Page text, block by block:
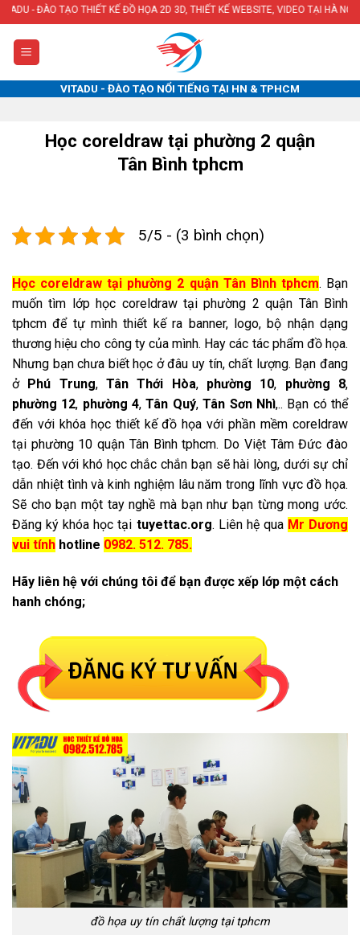
Skip
to
content
THIẾT KẾ ĐỒ HỌA 2D 3D, THIẾT KẾ WEBSITE, VIDEO TẠI HÀ NỘI & TPHCM
VITADU - ĐÀO TẠO NỔI TIẾNG TẠI HN & TPHCM
Học coreldraw tại phường 2 quận
Tân Bình tphcm
5/5 - (3 bình chọn)
Học coreldraw tại phường 2 quận Tân Bình tphcm. Bạn
muốn tìm lớp học coreldraw tại phường 2 quận Tân Bình
tphcm để tự mình thiết kế ra banner, logo, bộ nhận dạng
thương hiệu cho công ty của mình. Hay các tác phẩm đồ họa.
Nhưng bạn chưa biết học ở đâu uy tín, chất lượng. Bạn đang
ở
Phú Trung,Tân Thới Hòa, phường 10, phường 8,
phường 12, phường 4,Tân Quý,Tân Sơn Nhì,.. Bạn có thể
đến với khóa học thiết kế đồ họa với phần mềm coreldraw
tại phường 10 quận Tân Bình tphcm. Do Việt Tâm Đức đào
tạo. Đến với khó học chắc chắn bạn sẽ hài lòng, dưới sự chỉ
dẫn nhiệt tình và kinh nghiệm lâu năm trong lĩnh vực đồ họa.
Sẽ cho bạn một tay nghề mà bạn như bạn từng mong ước.
Đăng ký khóa học tại tuyettac.org. Liên hệ qua Mr Dương
vui tính hotline 0982. 512. 785.
Hãy liên hệ với chúng tôi để bạn được xếp lớp một cách
hanh chóng;
đồ họa uy tín chất lượng tại tphcm